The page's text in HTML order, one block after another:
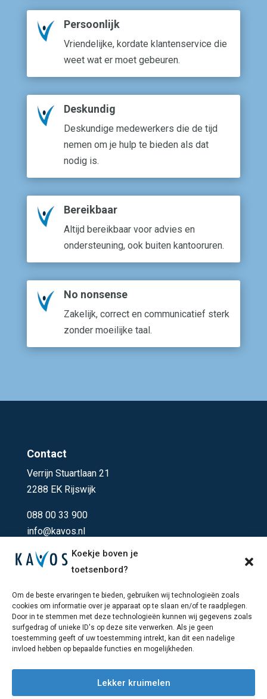
Koekje boven je
toetsenbord?
Om de beste ervaringen te bieden, gebruiken wij technologieën zoals
cookies om informatie over je apparaat op te slaan en/of te raadplegen.
Door in te stemmen met deze technologieën kunnen wij gegevens zoals
surfgedrag of unieke ID's op deze site verwerken. Als je geen
toestemming geeft of uw toestemming intrekt, kan dit een nadelige
invloed hebben op bepaalde functies en mogelijkheden.
Lekker kruimelen
Persoonlijk
Vriendelijke, kordate klantenservice die
weet wat er moet gebeuren.
Deskundig
Deskundige medewerkers die de tijd
nemen om je hulp te bieden als dat
nodig is.
Bereikbaar
Altijd bereikbaar voor advies en
ondersteuning, ook buiten kantooruren.
No nonsense
Zakelijk, correct en communicatief sterk
zonder moeilijke taal.
Contact
Verrijn Stuartlaan 21
2288 EK Rijswijk
088 00 33 900
info@kavos.nl
Contact
Producten